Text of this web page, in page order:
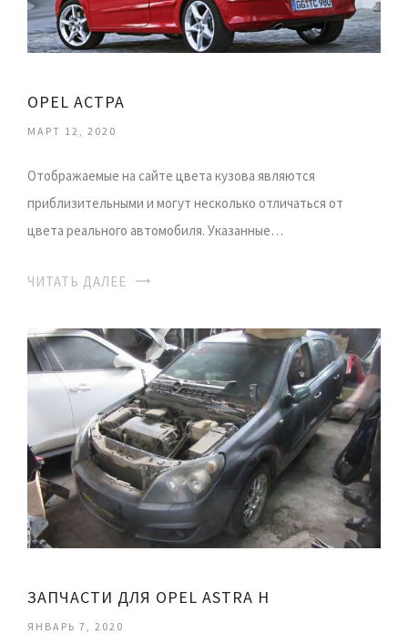
OPEL АСТРА
МАРТ 12, 2020
Отображаемые на сайте цвета кузова являются
приблизительными и могут несколько отличаться от
цвета реального автомобиля. Указанные…
ЧИТАТЬ ДАЛЕЕ
ЗАПЧАСТИ ДЛЯ OPEL ASTRA H
ЯНВАРЬ 7, 2020